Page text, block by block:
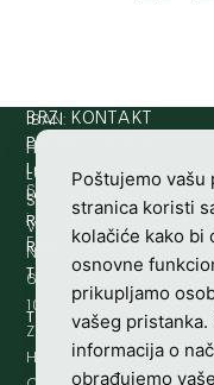
HRVATSKI
LOVAČKI
SAVEZ
Vladimira
Nazora
63
10000
Zagreb,
Hrvatska
IBAN:
SWIFT/BIC
:
ESBCHR22
BRZI KONTAKT
Prijava štete:
Lovne iskaznice:
Lovno
Redakcija/ digitalni
Računovodstvo:
Tajništvo:
rh.sl
@slh
Telefon: +385 (0)1 48
Poštujemo vašu
stranica koristi
kolačiće kako bi
osnovne
prikupljamo
vašeg pristanka.
informacija o
obrađujemo